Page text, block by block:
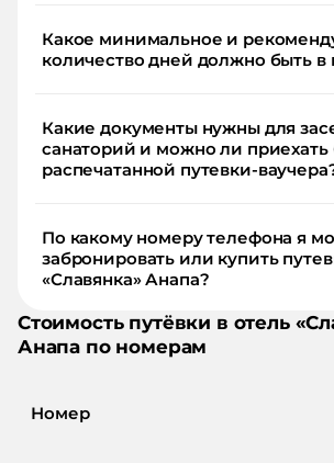
Какое минимальное и
количество дней должно быть в
Какие документы нужны для
санаторий и можно ли приехать
распечатанной путевки-
По какому номеру телефона я
забронировать или купить
«Славянка» Анапа?
Стоимость путёвки в отель«
Анапа по номерам
Номер